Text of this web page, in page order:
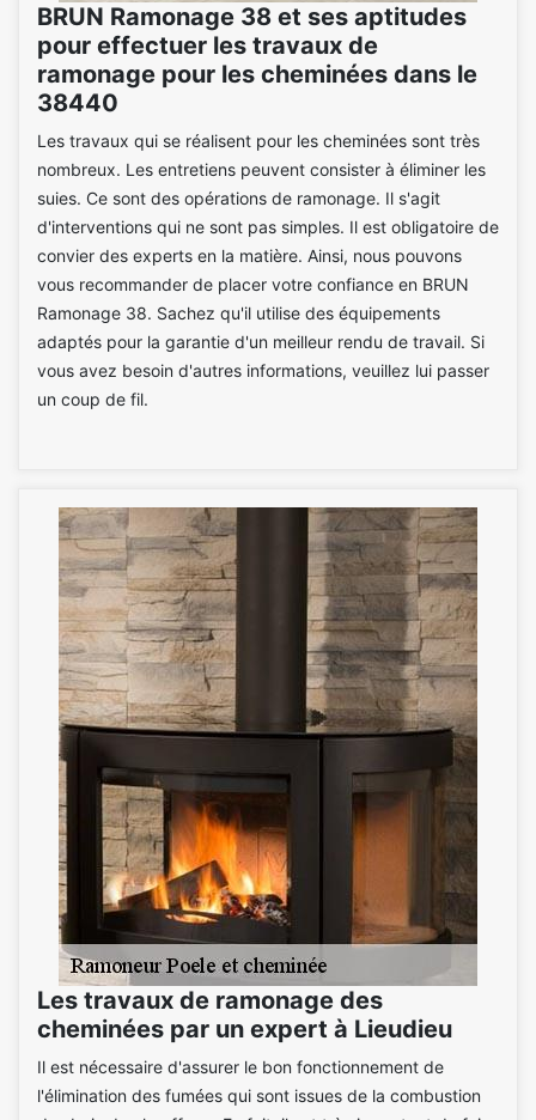
BRUN Ramonage 38 et ses aptitudes
pour effectuer les travaux de
ramonage pour les cheminées dans le
38440
Les travaux qui se réalisent pour les cheminées sont très
nombreux. Les entretiens peuvent consister à éliminer les
suies. Ce sont des opérations de ramonage. Il s'agit
d'interventions qui ne sont pas simples. Il est obligatoire de
convier des experts en la matière. Ainsi, nous pouvons
vous recommander de placer votre confiance en BRUN
Ramonage 38. Sachez qu'il utilise des équipements
adaptés pour la garantie d'un meilleur rendu de travail. Si
vous avez besoin d'autres informations, veuillez lui passer
un coup de fil.
Les travaux de ramonage des
cheminées par un expert à Lieudieu
Il est nécessaire d'assurer le bon fonctionnement de
l'élimination des fumées qui sont issues de la combustion